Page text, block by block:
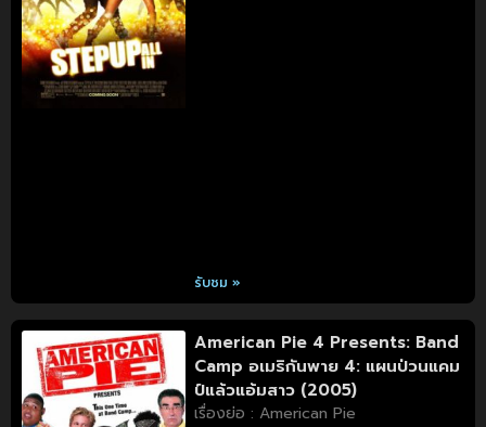
รับชม »
American Pie 4 Presents: Band
Camp อเมริกันพาย 4: แผนป่วนแคม
ป์แล้วแอ้มสาว (2005)
เรื่องย่อ : American Pie